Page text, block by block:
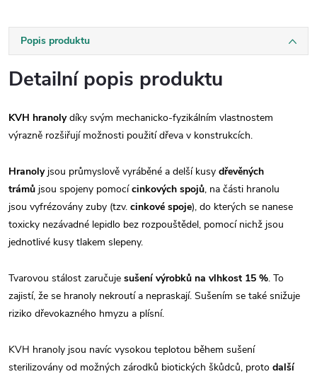
Popis produktu
Detailní popis produktu
KVH hranolydíky svým mechanicko-fyzikálním vlastnostem
výrazně rozšiřují možnosti použití dřeva v konstrukcích.
Hranolyjsou průmyslově vyráběné a delší kusy dřevěných
trámů jsou spojeny pomocícinkových spojů, na části hranolu
jsou vyfrézovány zuby (tzv. cinkové spoje), do kterých se nanese
toxicky nezávadné lepidlo bez rozpouštědel, pomocí nichž jsou
jednotlivé kusy tlakem slepeny.
Tvarovou stálost zaručuje sušení výrobků na vlhkost 15 %. To
zajistí, že se hranoly nekroutí a nepraskají. Sušením se také snižuje
riziko dřevokazného hmyzu a plísní.
KVH hranoly jsou navíc vysokou teplotou během sušení
sterilizovány od možných zárodků biotických škůdců, proto další